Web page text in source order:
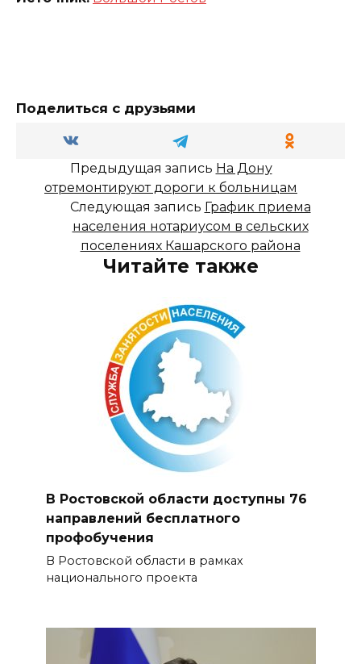
Поделиться с друзьями
Предыдущая запись На Дону
отремонтируют дороги к больницам
Следующая запись График приема
населения нотариусом в сельских
поселениях Кашарского района
Читайте также
В Ростовской области доступны 76
направлений бесплатного
профобучения
В Ростовской области в рамках
национального проекта